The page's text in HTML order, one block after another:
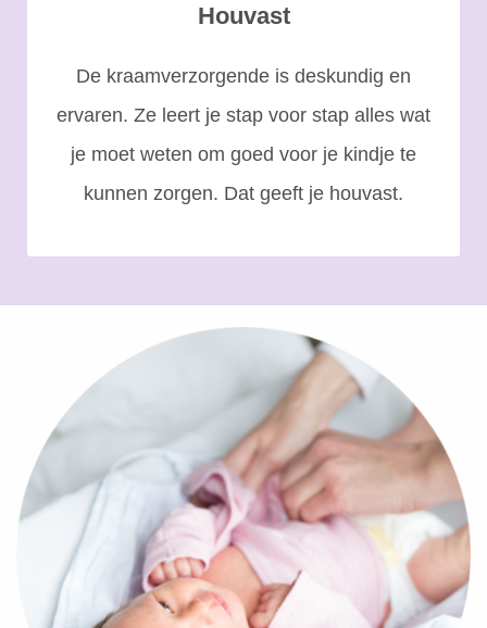
Houvast
De kraamverzorgende is deskundig en
ervaren. Ze leert je stap voor stap alles wat
je moet weten om goed voor je kindje te
kunnen zorgen. Dat geeft je houvast.